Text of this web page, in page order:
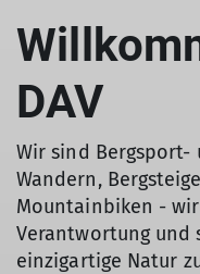
DAV
Wir sind Bergsport-
Wandern,
Mountainbiken -
Verantwortung und
einzigartige Natur